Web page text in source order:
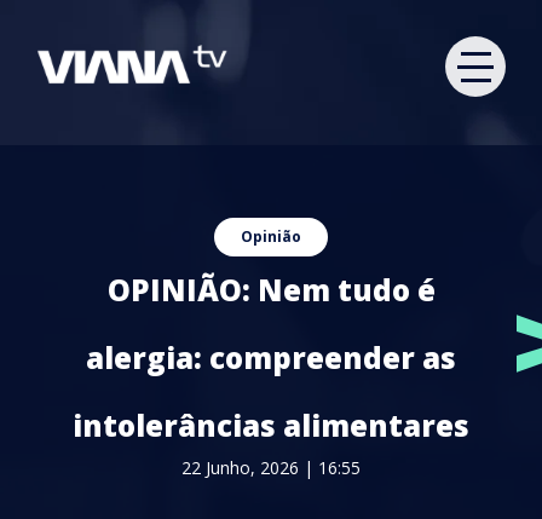
Opinião
OPINIÃO: Nem tudo é
alergia: compreender as
intolerâncias alimentares
22 Junho, 2026 | 16:55